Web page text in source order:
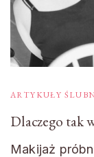
ARTYKUŁY
Dlaczego tak
Makijaż